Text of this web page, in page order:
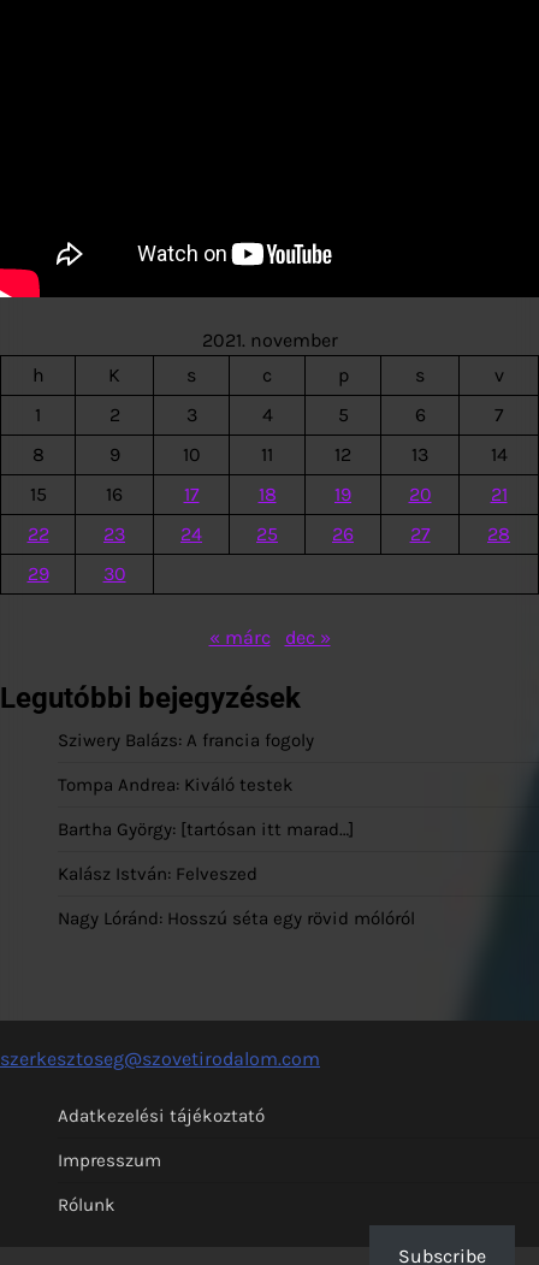
2021. november
h
K s c p s
v
1
2 3 4 5 6
7
8
9 10 11 12 13
14
15
16 17 18 19 20
21
22
23 24 25 26 27
28
29
30
« márc dec »
Legutóbbi bejegyzések
Sziwery Balázs: A francia fogoly
Tompa Andrea: Kiváló testek
Bartha György: [tartósan itt marad…]
Kalász István: Felveszed
Nagy Lóránd: Hosszú séta egy rövid mólóról
szerkesztoseg@szovetirodalom.com
Adatkezelési tájékoztató
Impresszum
Rólunk
Subscribe